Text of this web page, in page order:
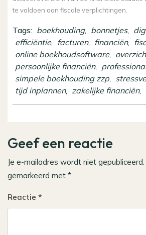
te voldoen aan fiscale verplichtingen.
Tags: boekhouding, bonnetjes,
efficiëntie, facturen, financiën,
online boekhoudsoftware,
persoonlijke financiën,
simpele boekhouding zzp,
tijd inplannen, zakelijke financiën,
Geef een reactie
Je e-mailadres wordt niet gepubliceerd.
gemarkeerd met *
Reactie *